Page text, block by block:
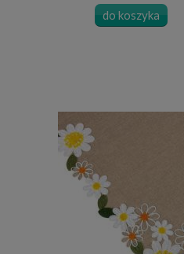
do koszyka